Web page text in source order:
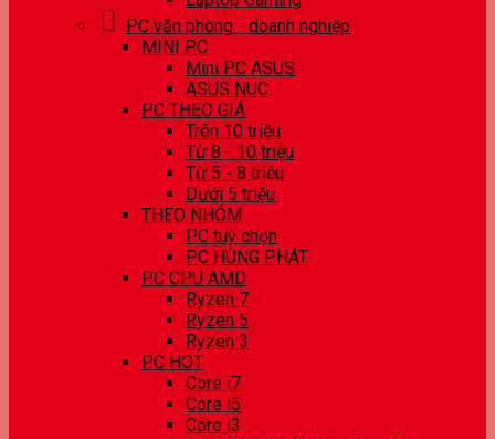
PC văn phòng - doanh nghiệp
MINI PC
Mini PC ASUS
ASUS NUC
PC THEO GIÁ
Trên 10 triệu
Từ 8 - 10 triệu
Từ 5 - 8 triệu
Dưới 5 triệu
THEO NHÓM
PC tuỳ chọn
PC HÙNG PHÁT
PC CPU AMD
Ryzen 7
Ryzen 5
Ryzen 3
PC HOT
Core i7
Core i5
Core i3